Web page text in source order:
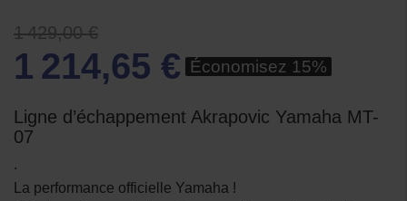
1 429,00 €
1 214,65 € Économisez 15%
Ligne d’échappement Akrapovic Yamaha MT-
07
.
La performance officielle Yamaha !